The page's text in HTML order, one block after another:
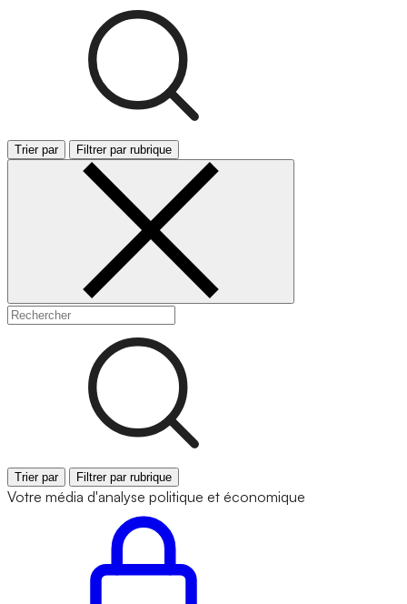
Trier par Filtrer par rubrique
Trier par Filtrer par rubrique
Votre média d'analyse politique et économique